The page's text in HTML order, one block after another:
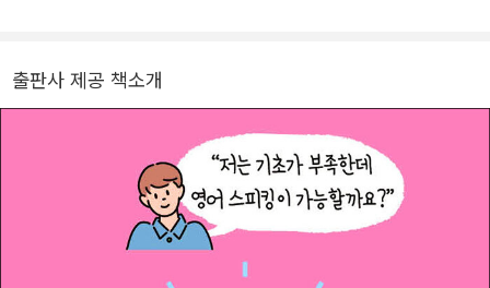
동안 20만 부 판매를 기록하며 베스트셀러로 자리 잡았다. 여기에 안
주하지 않고 보다 효과적인 학습법에 관한 연구를 거듭한 끝에, 실제
영어 스피킹 과정에 더욱 근접한 훈련으로 한국인의 영어 잠재력을
깨워낼 새로운 학습법을 개발했다. 완전히 기초부터 시작해야 하는
입문자는 아니지만, 기존 매트릭스 훈련을 바로 시작하기에는 부담스
러운 이들에게 압축적이고 완벽한 영어 스피킹 솔루션을 제공한다.
(현) 구글코리아 영어교육 강사 모바일 어학원 ‘영UP시간’ 운영(유튜
출판사 제공 책소개